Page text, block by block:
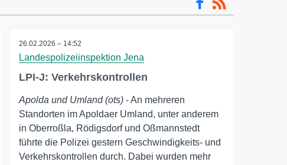
26.02.2026 – 14:52
Landespolizeiinspektion Jena
LPI-J: Verkehrskontrollen
Apolda und Umland (ots) - An mehreren
Standorten im Apoldaer Umland, unter anderem
in Oberroßla, Rödigsdorf und Oßmannstedt
führte die Polizei gestern Geschwindigkeits- und
Verkehrskontrollen durch. Dabei wurden mehr